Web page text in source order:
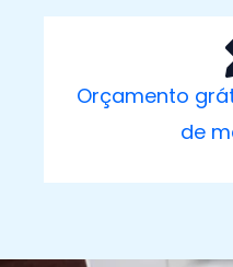
Orçamento
de